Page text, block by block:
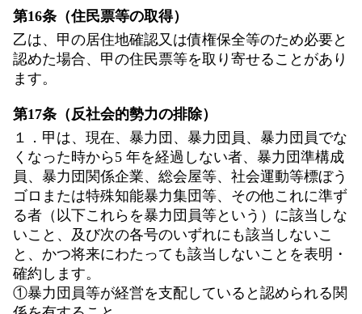
第16条（住民票等の取得）
乙は、甲の居住地確認又は債権保全等のため必要と
認めた場合、甲の住民票等を取り寄せることがあり
ます。
第17条（反社会的勢力の排除）
１．甲は、現在、暴力団、暴力団員、暴力団員でな
くなった時から5 年を経過しない者、暴力団準構成
員、暴力団関係企業、総会屋等、社会運動等標ぼう
ゴロまたは特殊知能暴力集団等、その他これに準ず
る者（以下これらを暴力団員等という）に該当しな
いこと、及び次の各号のいずれにも該当しないこ
と、かつ将来にわたっても該当しないことを表明・
確約します。
①暴力団員等が経営を支配していると認められる関